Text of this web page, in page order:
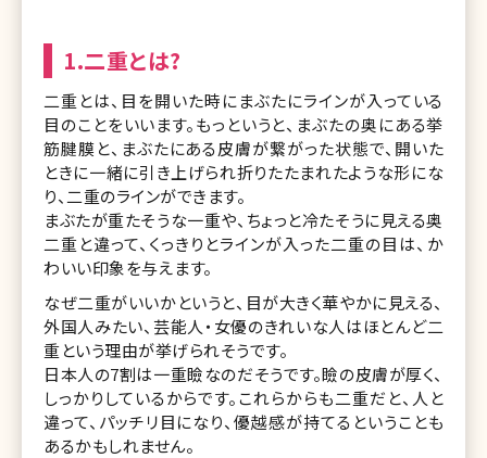
1.二重とは?
二重とは、目を開いた時にまぶたにラインが入っている
目のことをいいます。もっというと、まぶたの奥にある挙
筋腱膜と、まぶたにある皮膚が繋がった状態で、開いた
ときに一緒に引き上げられ折りたたまれたような形にな
り、二重のラインができます。
まぶたが重たそうな一重や、ちょっと冷たそうに見える奥
二重と違って、くっきりとラインが入った二重の目は、か
わいい印象を与えます。
なぜ二重がいいかというと、目が大きく華やかに見える、
外国人みたい、芸能人・女優のきれいな人はほとんど二
重という理由が挙げられそうです。
日本人の7割は一重瞼なのだそうです。瞼の皮膚が厚く、
しっかりしているからです。これらからも二重だと、人と
違って、パッチリ目になり、優越感が持てるということも
あるかもしれません。